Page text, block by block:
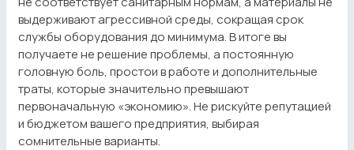
выдерживают агрессивной среды, сокращая срок
службы оборудования до минимума. В итоге вы
получаете не решение проблемы, а постоянную
головную боль, простои в работе и дополнительные
траты, которые значительно превышают
первоначальную «экономию». Не рискуйте репутацией
и бюджетом вашего предприятия, выбирая
сомнительные варианты.